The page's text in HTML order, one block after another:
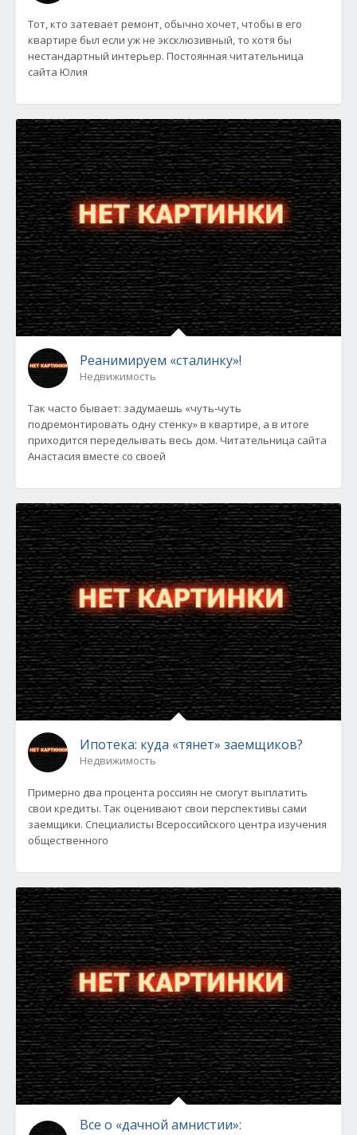
Тот, кто затевает ремонт, обычно хочет, чтобы в его
квартире был если уж не эксклюзивный, то хотя бы
нестандартный интерьер. Постоянная читательница
сайта Юлия
Реанимируем «сталинку»!
Недвижимость
Так часто бывает: задумаешь «чуть-чуть
подремонтировать одну стенку» в квартире, а в итоге
приходится переделывать весь дом. Читательница сайта
Анастасия вместе со своей
Ипотека: куда «тянет» заемщиков?
Недвижимость
Примерно два процента россиян не смогут выплатить
свои кредиты. Так оценивают свои перспективы сами
заемщики. Специалисты Всероссийского центра изучения
общественного
Все о «дачной амнистии»: